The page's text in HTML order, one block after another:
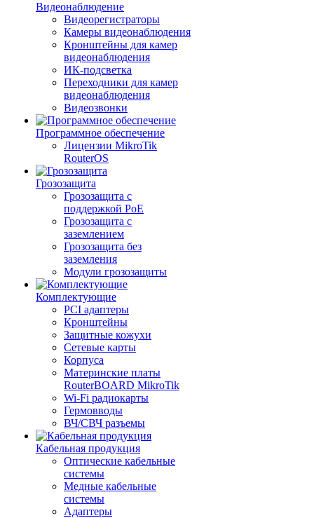
Видеонаблюдение
Видеорегистраторы
Камеры видеонаблюдения
Кронштейны для камер
видеонаблюдения
ИК-подсветка
Переходники для камер
видеонаблюдения
Видеозвонки
Программное обеспечение
Лицензии MikroTik
RouterOS
Грозозащита
Грозозащита с
поддержкой PoE
Грозозащита с
заземлением
Грозозащита без
заземления
Модули грозозащиты
Комплектующие
PCI адаптеры
Кронштейны
Защитные кожухи
Сетевые карты
Корпуса
Материнские платы
RouterBOARD MikroTik
Wi-Fi радиокарты
Гермовводы
ВЧ/СВЧ разъемы
Кабельная продукция
Оптические кабельные
системы
Медные кабельные
системы
Адаптеры